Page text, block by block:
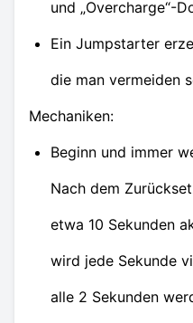
und „Overcharge“-
Ein Jumpstarter
die man vermeiden
Mechaniken:
Beginn und immer
Nach dem
etwa 10 Sekunden
wird jede Sekunde
alle 2 Sekunden